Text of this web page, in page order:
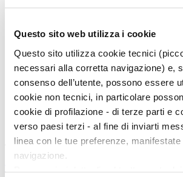
Questo sito web utilizza i cookie
Questo sito utilizza cookie tecnici
necessari alla corretta navigazione) e,
consenso dell’utente, possono essere
cookie non tecnici, in particolare
cookie di profilazione - di terze parti e
verso paesi terzi - al fine di inviarti
linea con le tue preferenze, manifestate
navigazione.
Y
Grazia Allera
Biografia
Le opere
Vedi tutti
Twitter